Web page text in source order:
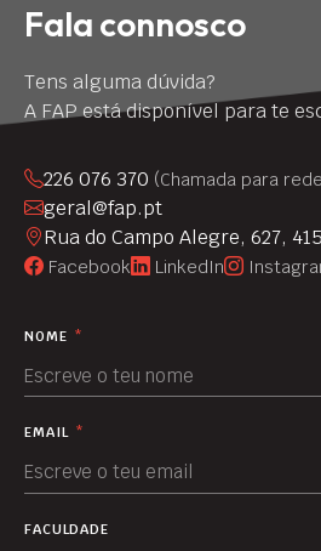
Fala connosco
Tens alguma dúvida?
A FAP está disponível para te
226 076 370 (Chamada para
geral@fap.pt
Rua do Campo Alegre, 627,
Facebook LinkedIn
NOME *
EMAIL *
FACULDADE